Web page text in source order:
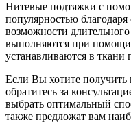
Нитевые подтяжки с
популярностью
возможности
выполняются при
устанавливаются в ткани
Если Вы хотите получить
обратитесь за
выбрать оптимальный
также предложат вам